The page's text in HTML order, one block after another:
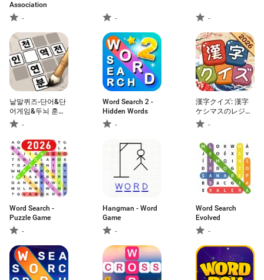
Association
-
- -
낱말퀴즈-단어&단
어게임&두뇌 훈련
&현실적인 게임
-
Word Search 2 -
Hidden Words
-
漢字クイズ: 漢字
ケシマスのレジャ
ーゲーム、四字熟
語消し
-
Word Search -
Puzzle Game
-
Hangman - Word
Game
-
Word Search
Evolved
-